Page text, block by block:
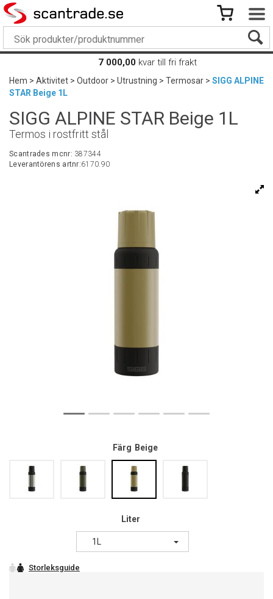
7 000,00 kvar till fri frakt
Hem>Aktivitet>Outdoor>Utrustning>Termosar>SIGG ALPINE
STAR Beige 1L
SIGG ALPINE STAR Beige 1L
Termos i rostfritt stål
Scantrades mcnr: 387344
Leverantörens artnr:6170.90
Färg Beige
Liter
1L